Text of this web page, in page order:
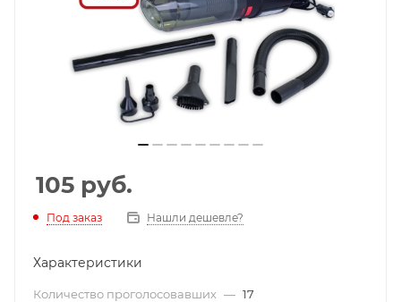
105 руб.
Под заказ Нашли дешевле?
Характеристики
Количество проголосовавших — 17